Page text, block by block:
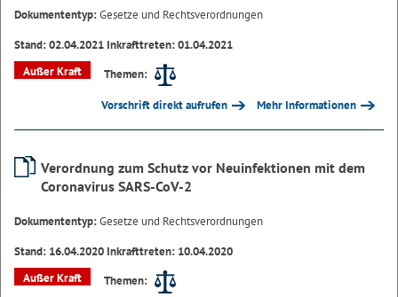
Dokumententyp:Gesetze und Rechtsverordnungen
Stand: 02.04.2021 Inkrafttreten: 01.04.2021
Außer Kraft
Themen:
Vorschrift direkt aufrufen Mehr Informationen
Verordnung zum Schutz vor Neuinfektionen mit dem
Coronavirus SARS-CoV-2
Dokumententyp:Gesetze und Rechtsverordnungen
Stand: 16.04.2020 Inkrafttreten: 10.04.2020
Außer Kraft
Themen: